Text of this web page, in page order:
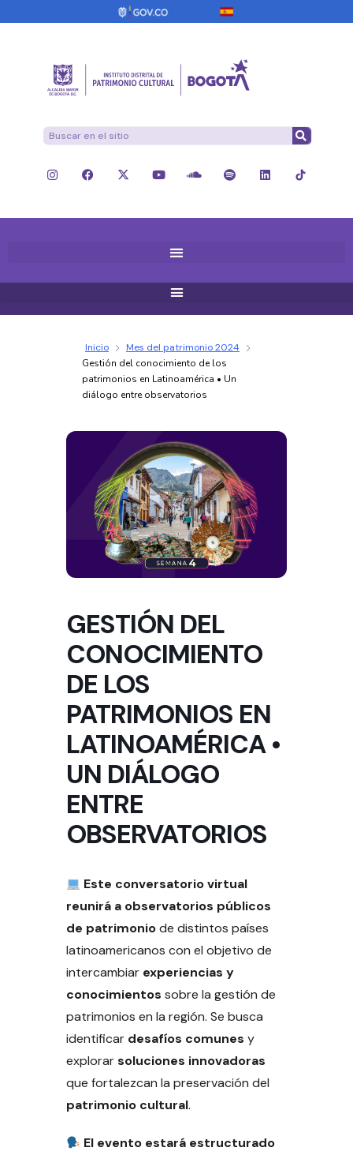
Inicio
Mes del patrimonio 2024
Gestión del conocimiento de los
patrimonios en Latinoamérica • Un
diálogo entre observatorios
GESTIÓN DEL
CONOCIMIENTO
DE LOS
PATRIMONIOS EN
LATINOAMÉRICA •
UN DIÁLOGO
ENTRE
OBSERVATORIOS
Este conversatorio virtual
reunirá a observatorios públicos
de patrimoniode distintos países
latinoamericanos con el objetivo de
intercambiar experiencias y
conocimientos sobre la gestión de
patrimonios en la región. Se busca
identificar desafíos comunes y
explorarsoluciones innovadoras
que fortalezcan la preservación del
patrimonio cultural.
El evento estará estructurado